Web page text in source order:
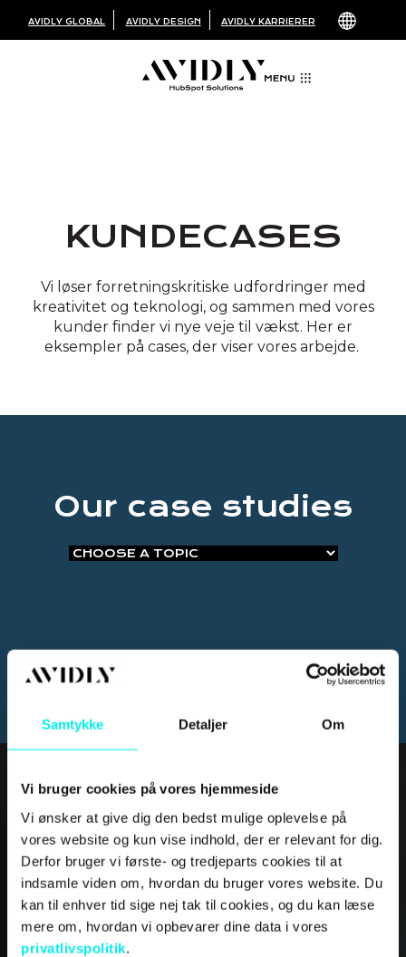
Samtykke Detaljer Om
Vi bruger cookies på vores hjemmeside
Vi ønsker at give dig den bedst mulige oplevelse på
vores website og kun vise indhold, der er relevant for dig.
Derfor bruger vi første- og tredjeparts cookies til at
indsamle viden om, hvordan du bruger vores website. Du
kan til enhver tid sige nej tak til cookies, og du kan læse
mere om, hvordan vi opbevarer dine data i vores
privatlivspolitik.
AVIDLY GLOBAL AVIDLY DESIGN AVIDLY KARRIERER
KUNDECASES
Vi løser forretningskritiske udfordringer med
kreativitet og teknologi, og sammen med vores
kunder finder vi nye veje til vækst. Her er
eksempler på cases, der viser vores arbejde.
Our case studies
Ready to get the
right support with
managing
HubSpot?